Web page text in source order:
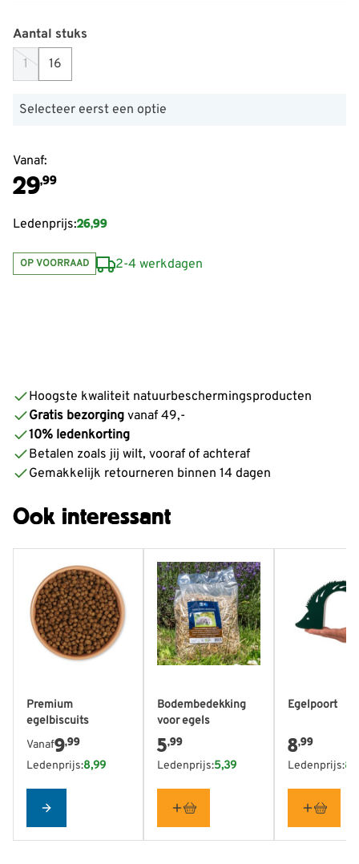
Aantal stuks
1
16
Selecteer eerst een optie
Vanaf:
29,99
Ledenprijs:26,99
OP VOORRAAD 2-4 werkdagen
Hoogste kwaliteit natuurbeschermingsproducten
Gratis bezorging vanaf 49,-
10% ledenkorting
Betalen zoals jij wilt, vooraf of achteraf
Gemakkelijk retourneren binnen 14 dagen
Ook interessant
Premium
egelbiscuits
Vanaf9,99
Ledenprijs:8,99
Configure
Bodembedekking
voor egels
5,99
Ledenprijs:5,39
Egelpoort
8,99
Ledenprijs: